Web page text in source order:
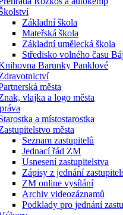
Základní škola
Mateřská škola
Základní umělecká škola
Středisko volného času
Barunky Panklové
města
vlajka a logo města
a místostarostka
města
Seznam zastupitelů
Jednací řád ZM
Usnesení zastupitelstva
Zápisy z jednání
ZM online vysílání
Archiv videozáznamů
Podklady pro jednání